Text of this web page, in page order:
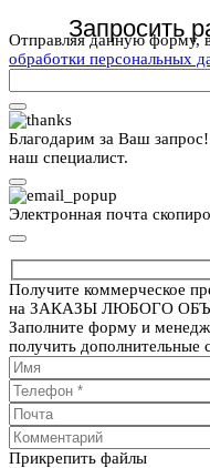
Отправляя данную форму,
обработки персональных
Благодарим за Ваш
наш специалист.
Электронная почта
Получите коммерческое
на ЗАКАЗЫ ЛЮБОГО
Заполните форму и
получить дополнительные
Прикрепить файлы